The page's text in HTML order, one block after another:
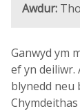
Awdur:
Ganwyd ym
ef yn deiliwr.
blynedd neu